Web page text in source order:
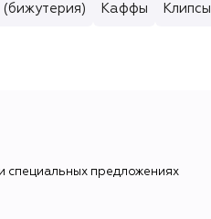
Каффы Клипсы
специальных предложениях